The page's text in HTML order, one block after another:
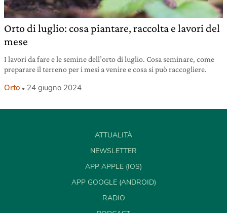
Orto di luglio: cosa piantare, raccolta e lavori del
mese
I lavori da fare e le semine dell’orto di luglio. Cosa seminare, come
preparare il terreno per i mesi a venire e cosa si può raccogliere.
Orto 24 giugno 2024
ATTUALITÀ
NEWSLETTER
APP APPLE (IOS)
APP GOOGLE (ANDROID)
RADIO